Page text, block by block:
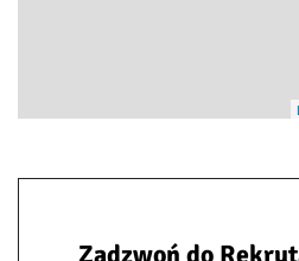
Zadzwoń do